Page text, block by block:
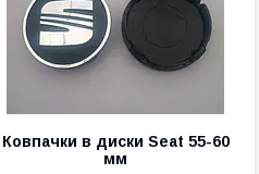
Ковпачки в диски Seat 55-60
мм